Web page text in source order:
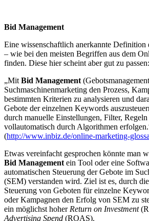
Bid Management
Eine wissenschaftlich anerkannte Definition
– wie bei den meisten Begriffen aus dem
finden. Diese hier scheint aber gut zu passen:
„Mit Bid Management
Suchmaschinenmarketing den Prozess,
bestimmten Kriterien zu analysieren und
Gebote der einzelnen Keywords
durch manuelle Einstellungen, Filter,
vollautomatisch durch Algorithmen
(http://www.inbiz.de/online-marketing-
Etwas vereinfacht gesprochen könnte man
Bid Management ein Tool oder eine
automatischen Steuerung der Gebote im
(SEM) verstanden wird. Ziel ist es, durch
Steuerung von Geboten für einzelne
oder Kampagnen den Erfolg von SEM zu
ein möglichst hoher Return on Investment
Advertising Spend (ROAS).